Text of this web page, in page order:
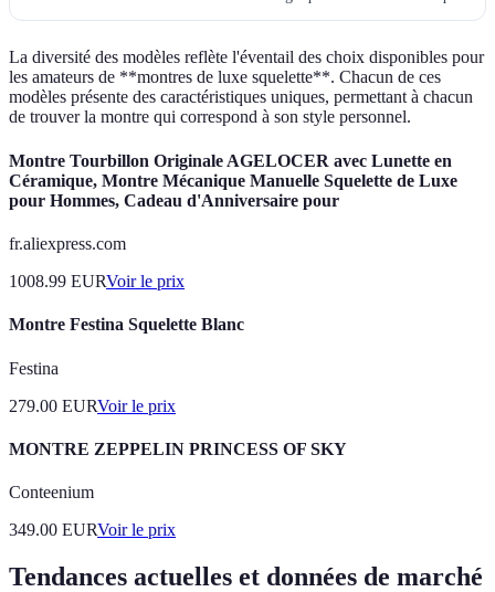
La diversité des modèles reflète l'éventail des choix disponibles pour
les amateurs de **montres de luxe squelette**. Chacun de ces
modèles présente des caractéristiques uniques, permettant à chacun
de trouver la montre qui correspond à son style personnel.
Montre Tourbillon Originale AGELOCER avec Lunette en
Céramique, Montre Mécanique Manuelle Squelette de Luxe
pour Hommes, Cadeau d'Anniversaire pour
fr.aliexpress.com
1008.99 EURVoir le prix
Montre Festina Squelette Blanc
Festina
279.00 EURVoir le prix
MONTRE ZEPPELIN PRINCESS OF SKY
Conteenium
349.00 EURVoir le prix
Tendances actuelles et données de marché